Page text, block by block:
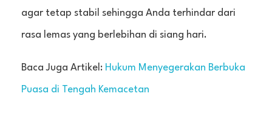
agar tetap stabil sehingga Anda terhindar dari
rasa lemas yang berlebihan di siang hari.
Baca Juga Artikel: Hukum Menyegerakan Berbuka
Puasa di Tengah Kemacetan